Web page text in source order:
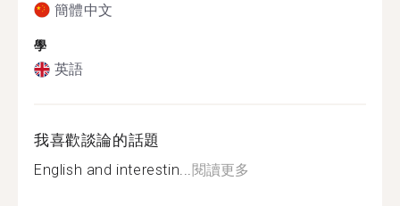
簡體中文
學
英語
我喜歡談論的話題
English and interestin...閱讀更多